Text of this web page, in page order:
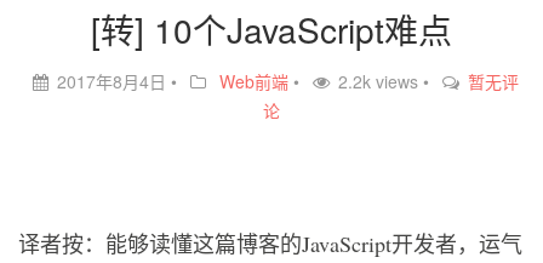
[转] 10个JavaScript难点
2017年8月4日 • Web前端 • 2.2k views •
暂无评
论
译者按：能够读懂这篇博客的JavaScript开发者，运气